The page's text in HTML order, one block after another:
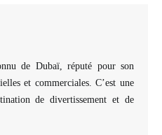
de Dubaï, réputé pour son
et commerciales. C’est une
de divertissement et de